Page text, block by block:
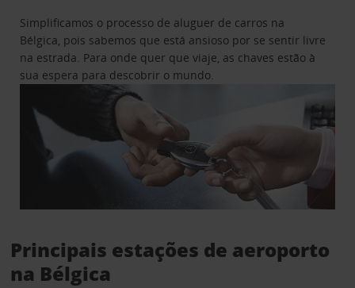
Simplificamos o processo de aluguer de carros na
Bélgica, pois sabemos que está ansioso por se sentir livre
na estrada. Para onde quer que viaje, as chaves estão à
sua espera para descobrir o mundo.
Principais estações de aeroporto
na Bélgica